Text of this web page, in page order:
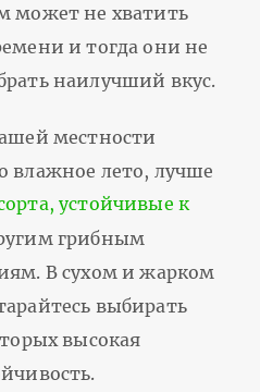
может не хватить
и тогда они не
наилучший вкус.
местности
влажное лето, лучше
устойчивые к
грибным
В сухом и жарком
выбирать
высокая